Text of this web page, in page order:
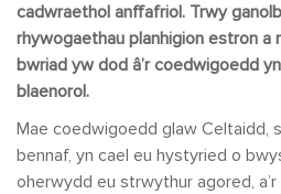
cadwraethol anffafriol. Trwy
rhywogaethau planhigion estron
bwriad yw dod â’r coedwigoedd
blaenorol.
Mae coedwigoedd glaw Celtaidd,
bennaf, yn cael eu hystyried o
oherwydd eu strwythur agored,